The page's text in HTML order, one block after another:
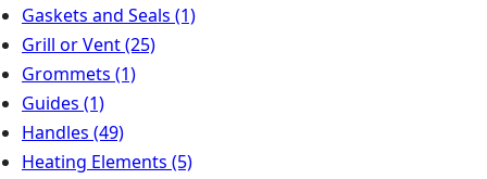
Gaskets and Seals (1)
Grill or Vent(25)
Grommets (1)
Guides (1)
Handles (49)
Heating Elements (5)